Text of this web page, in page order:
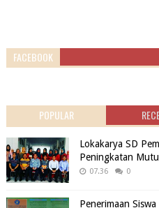
FACEBOOK
POPULAR
Lokakarya SD
Peningkatan
07.36 0
Penerimaan